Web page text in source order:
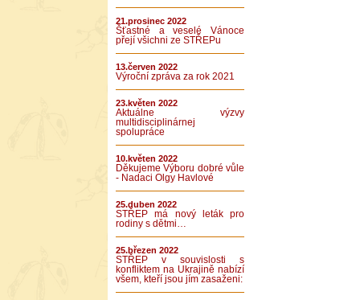
21.prosinec 2022
Šťastné a veselé Vánoce
přejí všichni ze STŘEPu
13.červen 2022
Výroční zpráva za rok 2021
23.květen 2022
Aktuálne výzvy
multidisciplinárnej
spolupráce
10.květen 2022
Děkujeme Výboru dobré vůle
- Nadaci Olgy Havlové
25.duben 2022
STŘEP má nový leták pro
rodiny s dětmi…
25.březen 2022
STŘEP v souvislosti s
konfliktem na Ukrajině nabízí
všem, kteří jsou jím zasaženi: